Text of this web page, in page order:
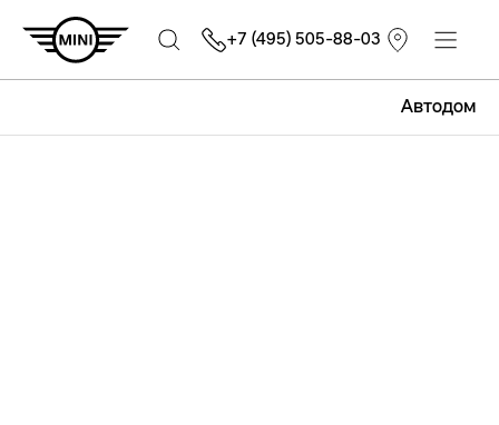
Автодом
+7 (495) 505-88-03